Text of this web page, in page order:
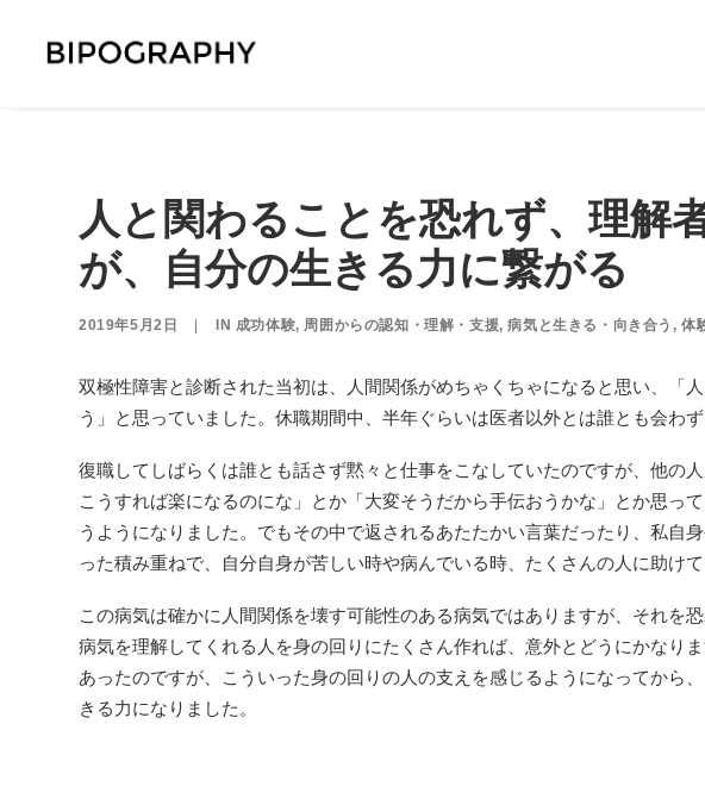
人と関わることを恐れず、理解
が、自分の生きる力に繋がる
2019年5月2日 IN 成功体験, 周囲からの認知・理解・支援,病気と生きる・向き合う ,体
双極性障害と診断された当初は、人間関係がめちゃくちゃになると思い、「
う」と思っていました。 休職期間中、半年ぐらいは医者以外とは誰とも会わ
復職してしばらくは誰とも話さず黙々と仕事をこなしていたのですが、他の
こうすれば楽になるのにな」とか「大変そうだから手伝おうかな」とか思っ
うようになりました。でもその中で返されるあたたかい言葉だったり、私自
った積み重ねで、自分自身が苦しい時や病んでいる時、たくさんの人に助けて
この病気は確かに人間関係を壊す可能性のある病気ではありますが、それを
病気を理解してくれる人を身の回りにたくさん作れば、意外とどうにかなり
あったのですが、こういった身の回りの人の支えを感じるようになってから
きる力になりました。